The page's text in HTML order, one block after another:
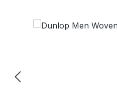
Bildergalerie überspringen